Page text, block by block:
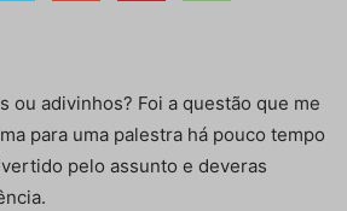
ou adivinhos? Foi a questão que me
para uma palestra há pouco tempo
pelo assunto e deveras